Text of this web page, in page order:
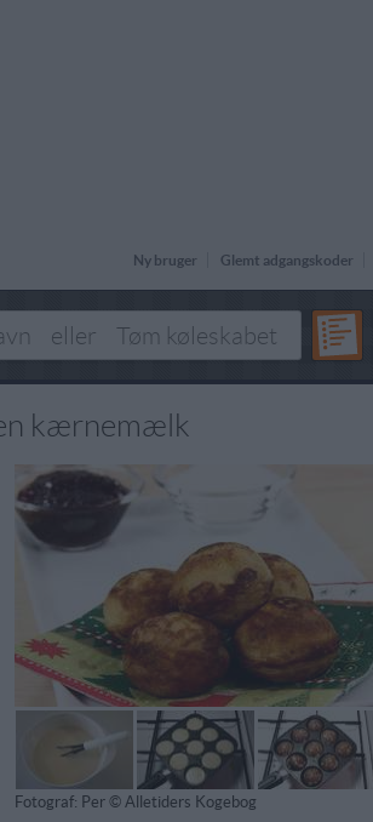
Ny bruger Glemt adgangskoder
kærnemælk
Fotograf: Per © Alletiders Kogebog